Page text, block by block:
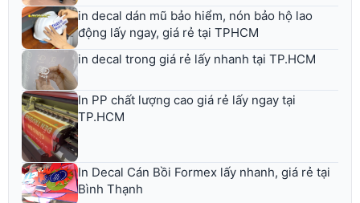
in decal dán mũ bảo hiểm, nón bảo hộ lao
động lấy ngay, giá rẻ tại TPHCM
in decal trong giá rẻ lấy nhanh tại TP.HCM
In PP chất lượng cao giá rẻ lấy ngay tại
TP.HCM
In Decal Cán Bồi Formex lấy nhanh, giá rẻ tại
Bình Thạnh